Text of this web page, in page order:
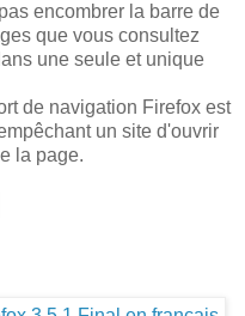
encombrer la barre de
que vous consultez
une seule et unique
de navigation Firefox est
un site d'ouvrir
la page.